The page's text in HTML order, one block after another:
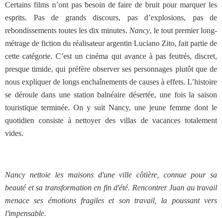
Certains films n’ont pas besoin de faire de bruit pour marquer les
esprits. Pas de grands discours, pas d’explosions, pas de
rebondissements toutes les dix minutes. Nancy, le tout premier long-
métrage de fiction du réalisateur argentin Luciano Zito, fait partie de
cette catégorie. C’est un cinéma qui avance à pas feutrés, discret,
presque timide, qui préfère observer ses personnages plutôt que de
nous expliquer de longs enchaînements de causes à effets. L’histoire
se déroule dans une station balnéaire désertée, une fois la saison
touristique terminée. On y suit Nancy, une jeune femme dont le
quotidien consiste à nettoyer des villas de vacances totalement
vides.
Nancy nettoie les maisons d'une ville côtière, connue pour sa
beauté et sa transformation en fin d'été. Rencontrer Juan au travail
menace ses émotions fragiles et son travail, la poussant vers
l'impensable.